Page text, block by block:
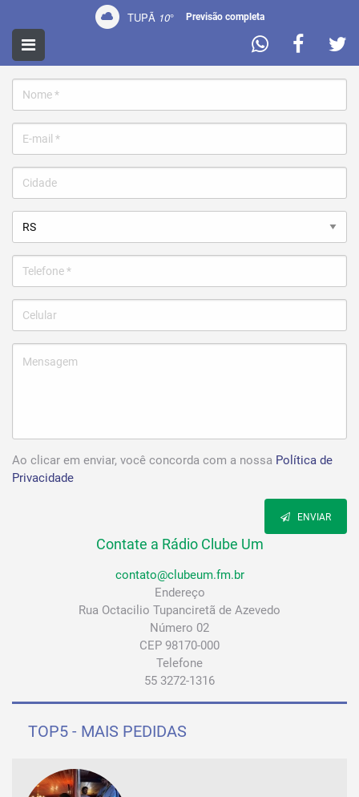
TUPÃ 10° Previsão completa
CONTATO
Ao clicar em enviar, você concorda com a nossa Política de
Privacidade
ENVIAR
Contate a Rádio Clube Um
contato@clubeum.fm.br
Endereço
Rua Octacilio Tupanciretã de Azevedo
Número 02
CEP 98170-000
Telefone
55 3272-1316
TOP5 - MAIS PEDIDAS